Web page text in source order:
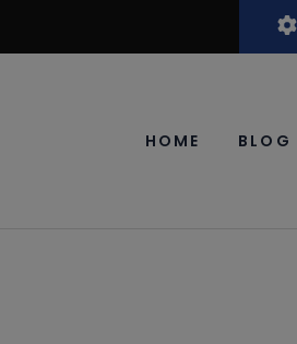
HOME BLOG